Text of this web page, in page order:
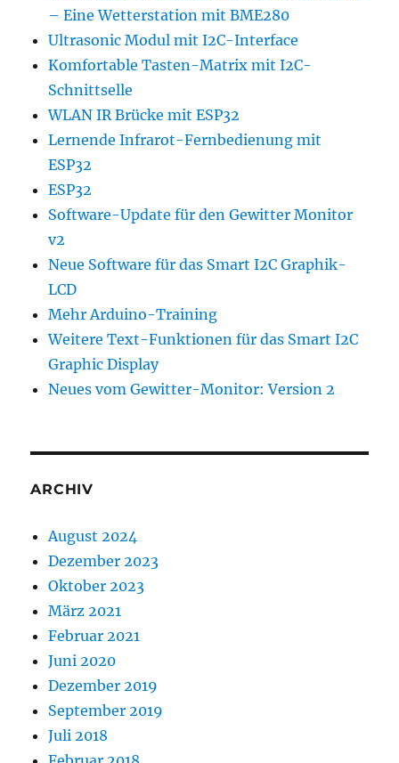
– Eine Wetterstation mit BME280
Ultrasonic Modul mit I2C-Interface
Komfortable Tasten-Matrix mit I2C-
Schnittselle
WLAN IR Brücke mit ESP32
Lernende Infrarot-Fernbedienung mit
ESP32
ESP32
Software-Update für den Gewitter Monitor
v2
Neue Software für das Smart I2C Graphik-
LCD
Mehr Arduino-Training
Weitere Text-Funktionen für das Smart I2C
Graphic Display
Neues vom Gewitter-Monitor: Version 2
ARCHIV
August 2024
Dezember 2023
Oktober 2023
März 2021
Februar 2021
Juni 2020
Dezember 2019
September 2019
Juli 2018